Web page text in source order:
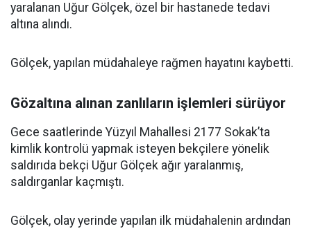
yaralanan Uğur Gölçek, özel bir hastanede tedavi
altına alındı.
Gölçek, yapılan müdahaleye rağmen hayatını kaybetti.
Gözaltına alınan zanlıların işlemleri sürüyor
Gece saatlerinde Yüzyıl Mahallesi 2177 Sokak’ta
kimlik kontrolü yapmak isteyen bekçilere yönelik
saldırıda bekçi Uğur Gölçek ağır yaralanmış,
saldırganlar kaçmıştı.
Gölçek, olay yerinde yapılan ilk müdahalenin ardından